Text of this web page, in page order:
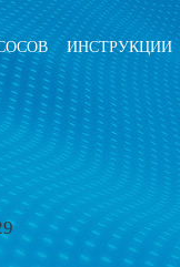
ИНСТРУКЦИИ